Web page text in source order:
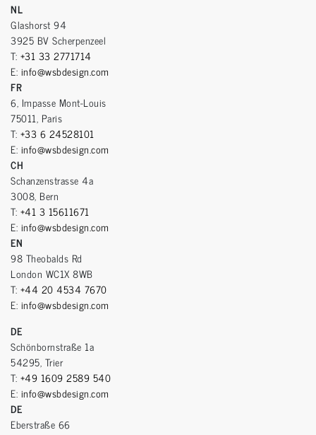
NL
Glashorst 94
3925 BV Scherpenzeel
T: +31 33 2771714
E: info@wsbdesign.com
FR
6, Impasse Mont-Louis
75011, Paris
T: +33 6 24528101
E: info@wsbdesign.com
CH
Schanzenstrasse 4a
3008, Bern
T: +41 3 15611671
E: info@wsbdesign.com
EN
98 Theobalds Rd
London WC1X 8WB
T: +44 20 4534 7670
E: info@wsbdesign.com
DE
Schönbornstraße 1a
54295, Trier
T: +49 1609 2589 540
E: info@wsbdesign.com
DE
Eberstraße 66